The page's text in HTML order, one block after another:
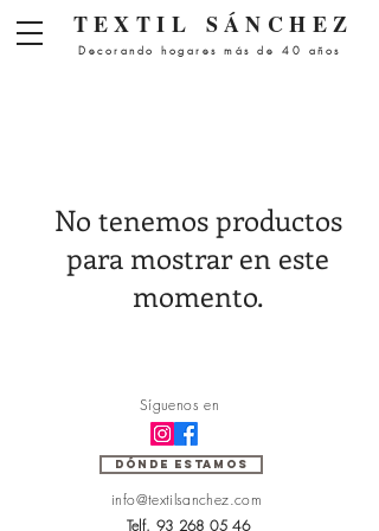
TEXTIL SÁNCHEZ
Decorando hogares más de 40 años
No tenemos productos
para mostrar en este
momento.
Síguenos en
DÓNDE ESTAMOS
info@textilsanchez.com
Telf. 93 268 05 46